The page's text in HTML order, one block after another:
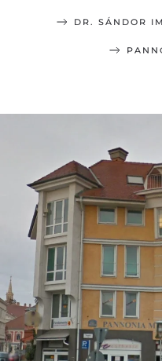
DR. SÁNDOR